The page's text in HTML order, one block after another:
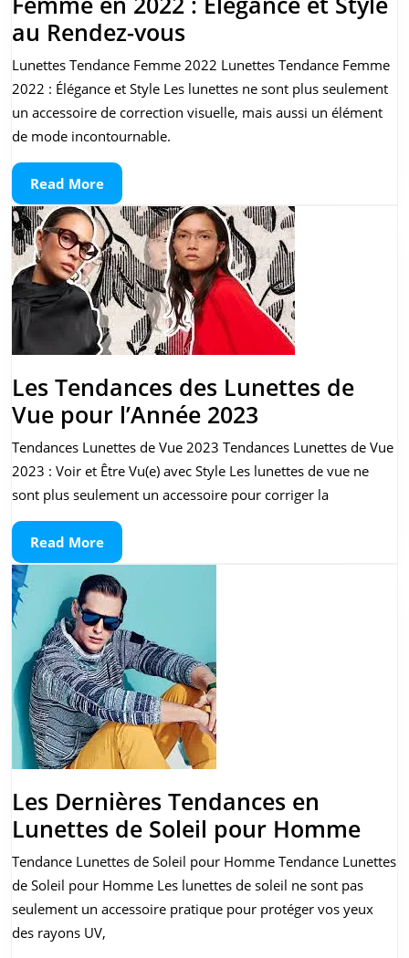
au Rendez-vous
Lunettes
Tendance
pour
:
Élégance
et
Style
au
Rendez-
vous
Lunettes Tendance Femme 2022 Lunettes Tendance Femme
2022 : Élégance et Style Les lunettes ne sont plus seulement
un accessoire de correction visuelle, mais aussi un élément
de mode incontournable.
Read MoreRead
More
Les Tendances des Lunettes de
Vue pour l’Année 2023
Tendances
des
Lunettes
Tendances Lunettes de Vue 2023 Tendances Lunettes de Vue
2023 : Voir et Être Vu(e) avec Style Les lunettes de vue ne
sont plus seulement un accessoire pour corriger la
Read MoreRead
More
Les Dernières Tendances en
Lunettes de Soleil pour HommeLes
en
Tendance Lunettes de Soleil pour Homme Tendance Lunettes
de Soleil pour Homme Les lunettes de soleil ne sont pas
seulement un accessoire pratique pour protéger vos yeux
des rayons UV,